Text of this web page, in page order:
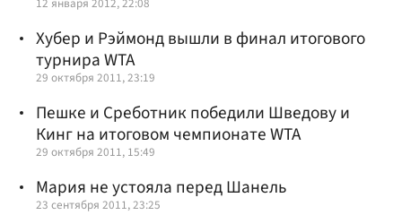
Хубер и Рэймонд вышли в финал итогового
турнира WTA
29 октября 2011, 23:19
Пешке и Среботник победили Шведову и
Кинг на итоговом чемпионате WТА
29 октября 2011, 15:49
Мария не устояла перед Шанель
23 сентября 2011, 23:25